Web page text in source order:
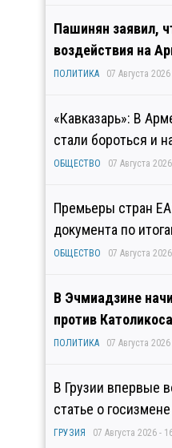
Пашинян заявил,
воздействия на
ПОЛИТИКА 07 Августа
«Кавказарь»: В
стали бороться и
ОБЩЕСТВО 07 Августа
Премьеры стран
документа по
ОБЩЕСТВО 07 Августа
В Эчмиадзине
против
ПОЛИТИКА 07 Августа
В Грузии впервые
статье о госизмене
ГРУЗИЯ 07 Августа 2026 -